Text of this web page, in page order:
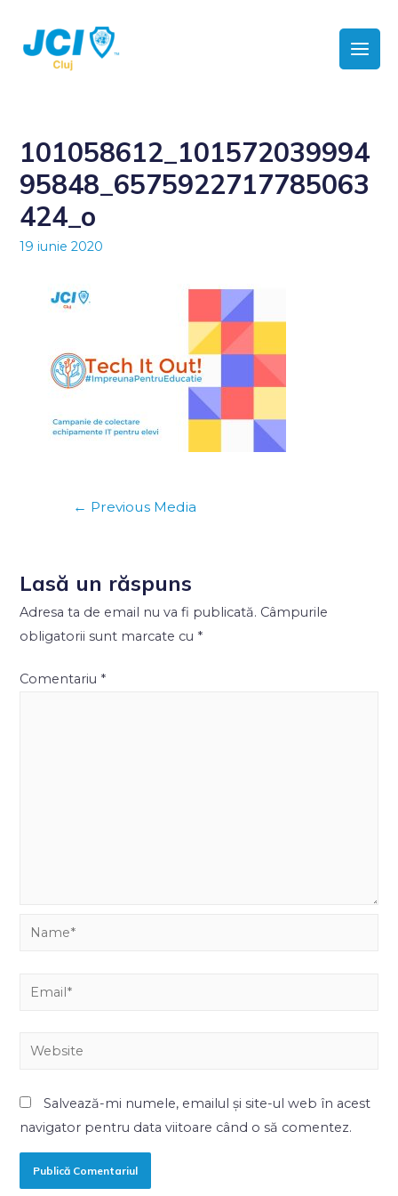
101058612_101572039994
95848_6575922717785063
424_o
19 iunie 2020
← Previous Media
Lasă un răspuns
Adresa ta de email nu va fi publicată. Câmpurile
obligatorii sunt marcate cu *
Comentariu *
Salvează-mi numele, emailul și site-ul web în acest
navigator pentru data viitoare când o să comentez.